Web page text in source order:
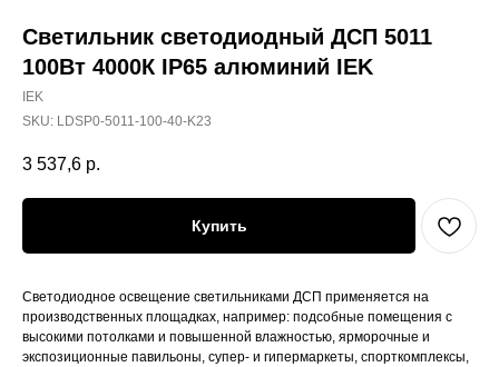
Светильник светодиодный ДСП 5011
100Вт 4000К IP65 алюминий IEK
IEK
SKU: LDSP0-5011-100-40-K23
3 537,6 р.
Купить
Светодиодное освещение светильниками ДСП применяется на
производственных площадках, например: подсобные помещения с
высокими потолками и повышенной влажностью, ярморочные и
экспозиционные павильоны, супер- и гипермаркеты, спорткомплексы,